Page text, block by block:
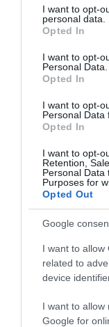
not limited to your
grant or deny
use your data for
consent section.
I want to opt-
personal data.
Opted In
I want to opt-
Personal Data.
Opted In
I want to opt-
Personal Data
Opted In
I want to opt-
Retention,
Personal Data
Purposes for
Opted Out
Google
I want to allow
related to
device
I want to allow
Google for
This Simple
Your Body!
2 h 24 min